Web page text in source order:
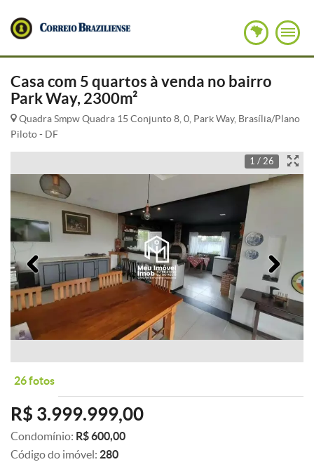
Casa com 5 quartos à venda no bairro
Park Way, 2300m²
Quadra Smpw Quadra 15 Conjunto 8, 0, Park Way, Brasília/Plano
Piloto - DF
1 / 26
Anterior
26 fotos
R$ 3.999.999,00
Condomínio: R$ 600,00
Código do imóvel: 280